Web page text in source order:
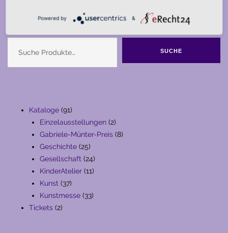
SUCHE
Kataloge 9191
Produkte
Einzelausstellungen 22
Produkte
Gabriele-Münter-Preis 88
Geschichte 2525
Produkte
Gesellschaft 2424
Produkte
KinderAtelier 1111
Kunst 3737
Produkte
Kunstmesse 3333
Tickets 22
Powered by &